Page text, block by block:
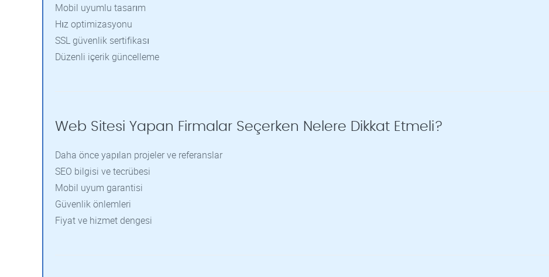
Mobil uyumlu tasarım
Hız optimizasyonu
SSL güvenlik sertifikası
Düzenli içerik güncelleme
Web Sitesi Yapan Firmalar Seçerken Nelere Dikkat Etmeli?
Daha önce yapılan projeler ve referanslar
SEO bilgisi ve tecrübesi
Mobil uyum garantisi
Güvenlik önlemleri
Fiyat ve hizmet dengesi